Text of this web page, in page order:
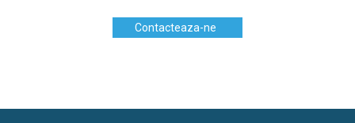
Contacteaza-ne